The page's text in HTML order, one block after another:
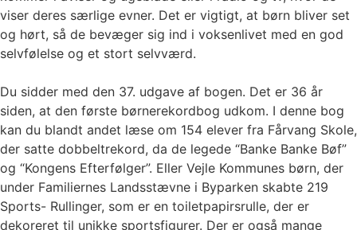
viser deres særlige evner. Det er vigtigt, at børn bliver set
og hørt, så de bevæger sig ind i voksenlivet med en god
selvfølelse og et stort selvværd.
Du sidder med den 37. udgave af bogen. Det er 36 år
siden, at den første børnerekordbog udkom. I denne bog
kan du blandt andet læse om 154 elever fra Fårvang Skole,
der satte dobbeltrekord, da de legede “Banke Banke Bøf”
og “Kongens Efterfølger”. Eller Vejle Kommunes børn, der
under Familiernes Landsstævne i Byparken skabte 219
Sports- Rullinger, som er en toiletpapirsrulle, der er
dekoreret til unikke sportsfigurer. Der er også mange